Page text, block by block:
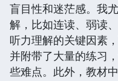
盲目性和迷茫感。我
解，比如连读、弱读
听力理解的关键因素
并附带了大量的练习
些难点。此外，教材